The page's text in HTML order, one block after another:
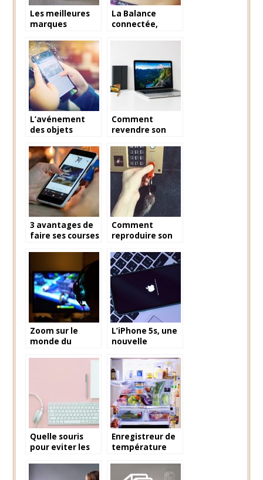
Les meilleures
marques
portable
La Balance
connectée,
L’avénement
des objets
Comment
revendre son
3 avantages de
faire ses courses
Comment
reproduire son
d’immeuble
Zoom sur le
monde du
dematerialisee
L’iPhone 5s, une
nouvelle
smartphone
Quelle souris
pour eviter les
Enregistreur de
température